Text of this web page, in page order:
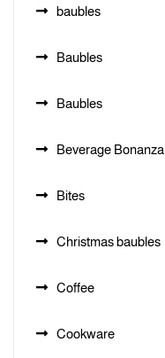
baubles
Baubles
Baubles
Beverage Bonanza
Bites
Christmas baubles
Coffee
Cookware